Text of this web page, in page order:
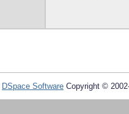
DSpace Software Copyright ©